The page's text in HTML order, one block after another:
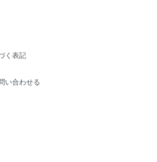
く表記
い合わせる